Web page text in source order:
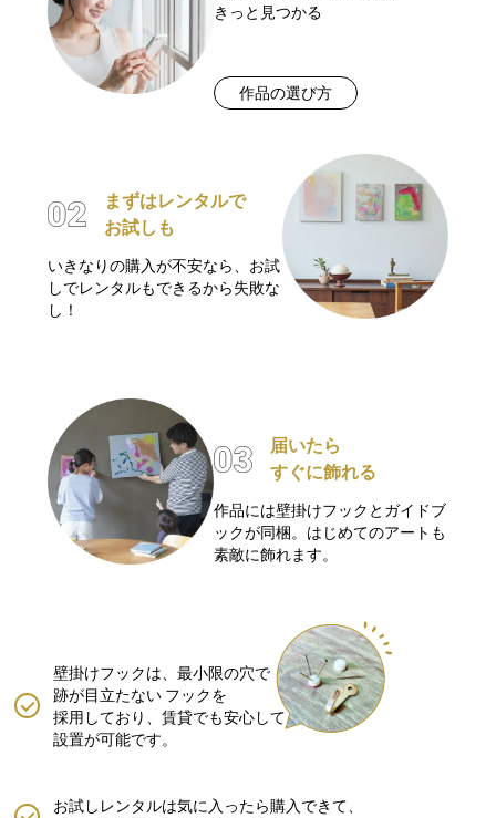
きっと見つかる
作品の選び方
まずはレンタルで
お試しも
いきなりの購入が不安なら、お試
しでレンタルもできるから失敗な
し！
届いたら
すぐに飾れる
作品には壁掛けフックとガイドブ
ックが同梱。はじめてのアートも
素敵に飾れます。
壁掛けフックは、最小限の穴で
跡が目立たない フックを
採用しており、賃貸でも安心して
設置が可能です。
お試しレンタルは気に入ったら購入できて、